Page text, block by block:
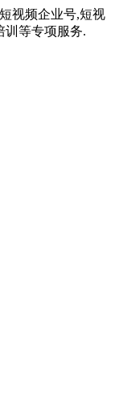
视频企业号,短视
训等专项服务.